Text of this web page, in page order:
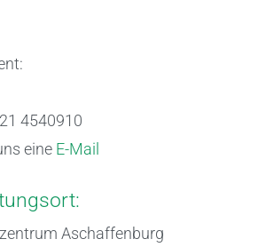
4540910
eine E-Mail
Aschaffenburg